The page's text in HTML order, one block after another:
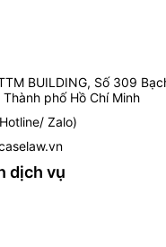
BUILDING, Số 309
phố Hồ Chí Minh
Zalo)
dịch vụ